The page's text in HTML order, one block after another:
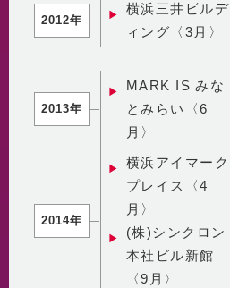
2012年
横浜三井ビルデ
ィング〈3月〉
2013年
MARK IS みな
とみらい〈6
月〉
2014年
横浜アイマーク
プレイス〈4
月〉
(株)シンクロン
本社ビル新館
〈9月〉